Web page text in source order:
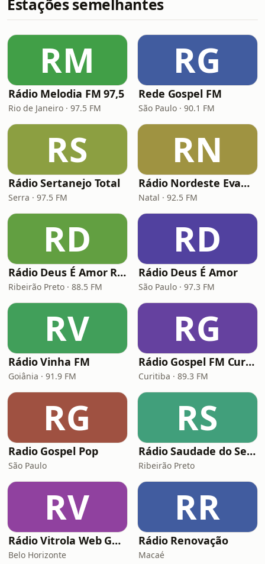
Estações semelhantes
RM
Rádio Melodia FM 97,5
Rio de Janeiro · 97.5 FM
RG
Rede Gospel FM
São Paulo · 90.1 FM
RS
Rádio Sertanejo Total
Serra · 97.5 FM
RN
Rádio Nordeste Evangélica
Natal · 92.5 FM
RD
Rádio Deus É Amor Ribeirão Preto
Ribeirão Preto · 88.5 FM
RD
Rádio Deus É Amor
São Paulo · 97.3 FM
RV
Rádio Vinha FM
Goiânia · 91.9 FM
RG
Rádio Gospel FM Curitiba
Curitiba · 89.3 FM
RG
Radio Gospel Pop
São Paulo
RS
Rádio Saudade do Sertão
Ribeirão Preto
RV
Rádio Vitrola Web Gospel
Belo Horizonte
RR
Rádio Renovação
Macaé